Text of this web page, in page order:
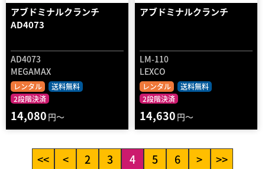
アブドミナルクランチ
AD4073
AD4073
MEGAMAX
レンタル
送料無料
2段階決済
14,080 円～
アブドミナルクランチ
LM-110
LEXCO
レンタル
送料無料
2段階決済
14,630 円～
<< < 2 3 4 5 6 > >>